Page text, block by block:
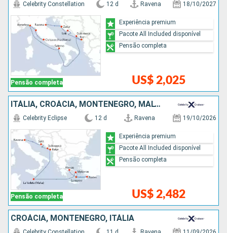
Pensão completa
Celebrity Constellation 12 d Ravena 18/10/2027
US$ 2,025
Experiência premium
Pacote All Included disponível
Pensão completa
ITÁLIA, CROÁCIA, MONTENEGRO, MALTA, GRÉCIA
Pensão completa
Celebrity Eclipse 12 d Ravena 19/10/2026
US$ 2,482
Experiência premium
Pacote All Included disponível
Pensão completa
CROÁCIA, MONTENEGRO, ITÁLIA